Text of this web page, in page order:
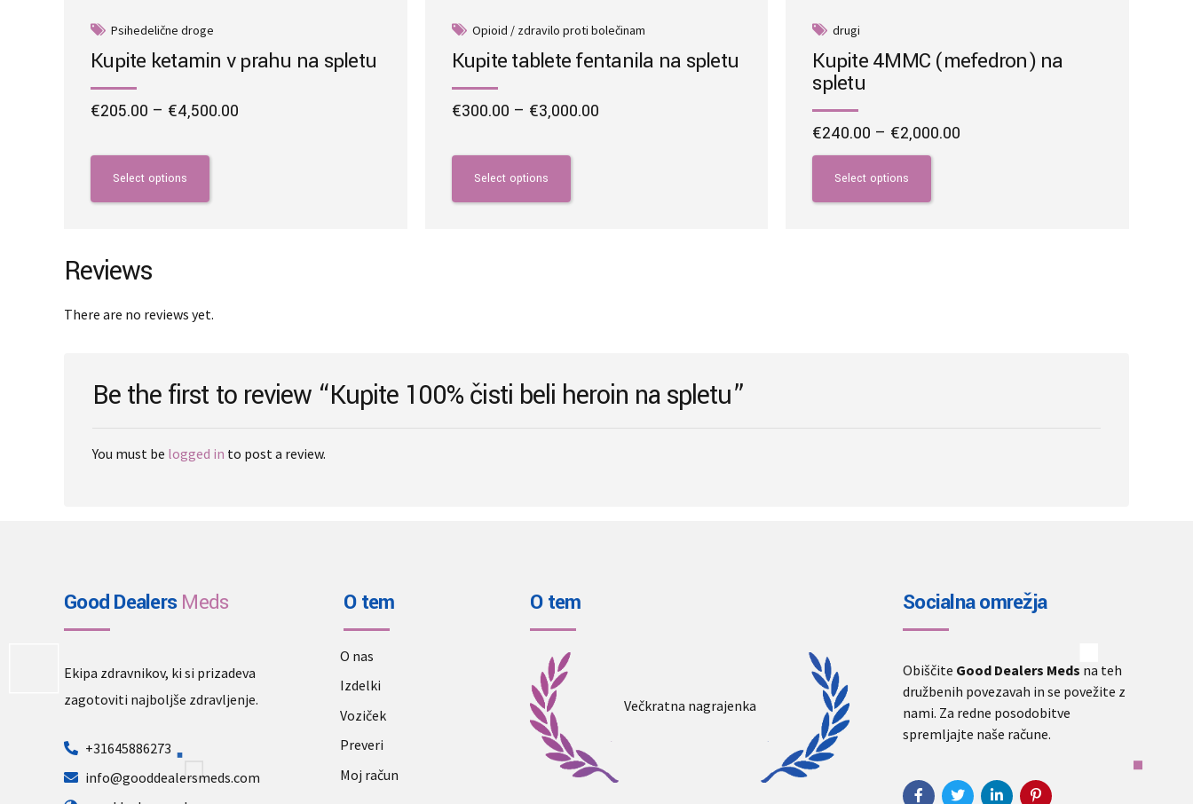
Psihedelične droge
Kupite ketamin v prahu na spletu
€205.00 – €4,500.00
Select options
product
multiple
options
may
chosen
product
page
Opioid / zdravilo proti bolečinam
Kupite tablete fentanila na spletu
€300.00 – €3,000.00Price
Select options
product
multiple
product
page
drugi
Kupite 4MMC (mefedron) na
spletu
€240.00 – €2,000.00
Select options
This
product
has
Reviews
There are no reviews yet.
Be the first to review “Kupite 100% čisti beli heroin na spletu”
You must be logged in to post a review.
Good DealersMeds
Ekipa zdravnikov, ki si prizadeva
zagotoviti najboljše zdravljenje.
+31645886273
info@gooddealersmeds.com
O tem
O nas
Izdelki
Voziček
Preveri
Moj račun
O tem
Večkratna nagrajenka
Socialna omrežja
Obiščite Good Dealers Meds na teh
družbenih povezavah in se povežite z
nami. Za redne posodobitve
spremljajte naše račune.